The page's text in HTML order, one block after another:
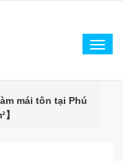
mái tôn tại Phú